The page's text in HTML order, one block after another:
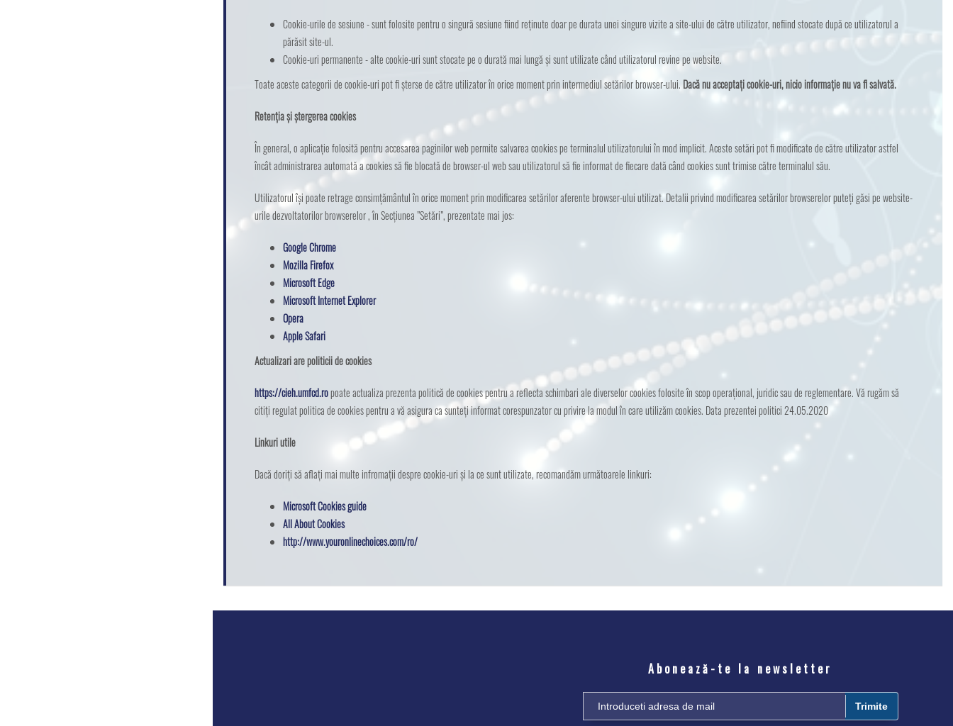
Cookie-urile de sesiune - sunt folosite pentru o singură sesiune fiind reținute doar pe durata unei singure vizite a site-ului de către utilizator, nefiind stocate după ce utilizatorul a
părăsit site-ul.
Cookie-uri permanente - alte cookie-uri sunt stocate pe o durată mai lungă și sunt utilizate când utilizatorul revine pe website.
Toate aceste categorii de cookie-uri pot fi șterse de către utilizator în orice moment prin intermediul setărilor browser-ului. Dacă nu acceptați cookie-uri, nicio informație nu va fi salvată.
Retenția și ștergerea cookies
În general, o aplicație folosită pentru accesarea paginilor web permite salvarea cookies pe terminalul utilizatorului în mod implicit. Aceste setări pot fi modificate de către utilizator astfel
încât administrarea automată a cookies să fie blocată de browser-ul web sau utilizatorul să fie informat de fiecare dată când cookies sunt trimise către terminalul său.
Utilizatorul își poate retrage consimțământul în orice moment prin modificarea setărilor aferente browser-ului utilizat. Detalii privind modificarea setărilor browserelor puteți găsi pe website-
urile dezvoltatorilor browserelor , în Secțiunea ”Setări”, prezentate mai jos:
Google Chrome
Mozilla Firefox
Microsoft Edge
Microsoft Internet Explorer
Opera
Apple Safari
Actualizari are politicii de cookies
https://cieh.umfcd.ropoate actualiza prezenta politică de cookies pentru a reflecta schimbari ale diverselor cookies folosite în scop operațional, juridic sau de reglementare. Vă rugăm să
citiți regulat politica de cookies pentru a vă asigura ca sunteți informat corespunzator cu privire la modul în care utilizăm cookies. Data prezentei politici 24.05.2020
Linkuri utile
Dacă doriți să aflați mai multe infromații despre cookie-uri și la ce sunt utilizate, recomandăm următoarele linkuri:
Microsoft Cookies guide
All About Cookies
http://www.youronlinechoices.com/ro/
Abonează-te la newsletter
Trimite